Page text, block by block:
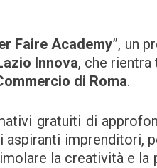
Faire Academy”, un
Innova, che
di Roma.
gratuiti di
aspiranti imprenditori,
la creatività e